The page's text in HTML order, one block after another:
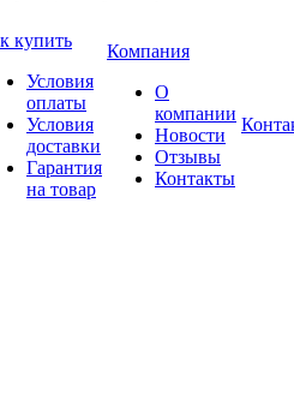
купить
Условия
оплаты
Условия
доставки
Гарантия
на товар
Компания
О
компании
Новости
Отзывы
Контакты